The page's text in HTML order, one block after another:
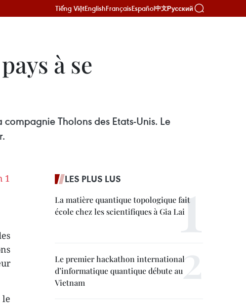
Tiếng ViệtEnglishFrançaisEspañol中文Русский
à se
Tholons des Etats-Unis. Le
LES PLUS LUS
La matière quantique topologique fait
école chez les scientifiques à Gia Lai
Le premier hackathon international
d’informatique quantique débute au
Vietnam